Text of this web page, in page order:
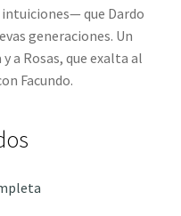
que Dardo
generaciones. Un
a Rosas, que exalta al
Facundo.